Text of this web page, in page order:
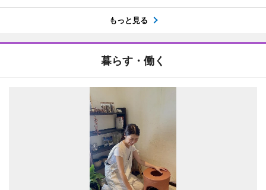
もっと見る
暮らす・働く